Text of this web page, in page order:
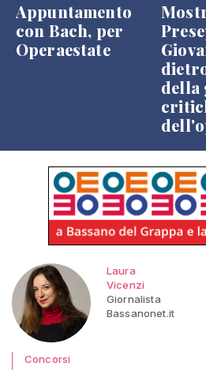
Appuntamento
con Bach, per
Operaestate
della
Laura
Vicenzi
Giornalista
Bassanonet.it
Concorsi